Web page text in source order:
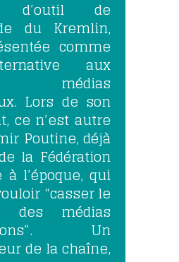
d’outil de
du Kremlin,
comme
aux
médias
Lors de son
ce n’est autre
Poutine, déjà
la Fédération
l’époque, qui
“casser le
des médias
Un
de la chaîne,